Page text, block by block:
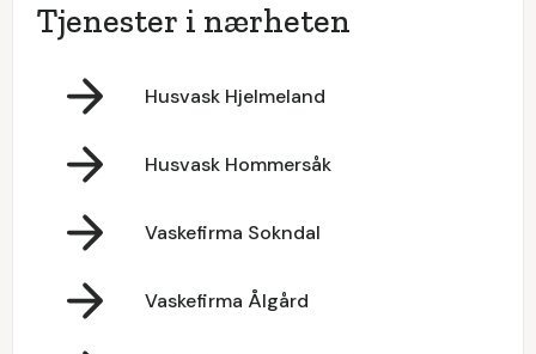
Tjenester i nærheten
Husvask Hjelmeland
Husvask Hommersåk
Vaskefirma Sokndal
Vaskefirma Ålgård